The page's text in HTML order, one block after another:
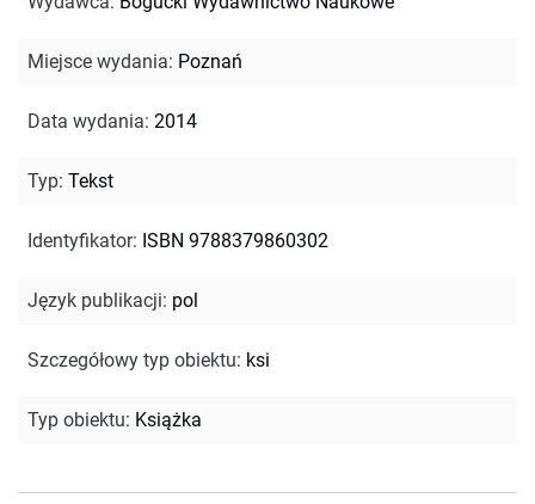
Miejsce wydania: Poznań
Data wydania: 2014
Typ: Tekst
Identyfikator: ISBN 9788379860302
Język publikacji: pol
Szczegółowy typ obiektu: ksi
Typ obiektu: Książka